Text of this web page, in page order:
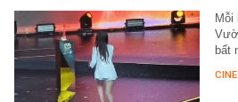
Mỗi
bất
CINE